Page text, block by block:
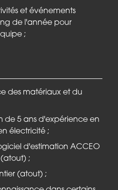
et événements
de l'année pour
;
des matériaux et du
de 5 ans d'expérience en
électricité ;
d'estimation ACCEO
;
(atout) ;